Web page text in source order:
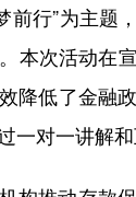
行”为主题
本次活动在
降低了金融
一对一讲解